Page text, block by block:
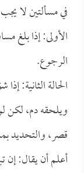
في مسألتين لا
الأولى: إذا بلغ
الرجوع.
الحالة الثانية:
ويلحقه دم، لكن
قصر، والتحديد
أعلم أن يقال: إن